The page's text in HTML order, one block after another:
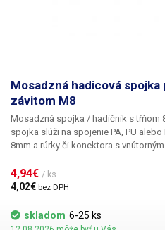
Mosadzná hadicová
závitom M8
Mosadzná spojka / hadičník s tŕňom
spojka slúži na spojenie PA, PU
8mm a rúrky či konektora s
4,94€ / ks
4,02€ bez DPH
skladom 6-25 ks